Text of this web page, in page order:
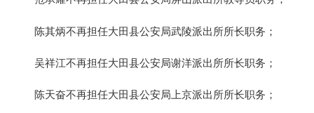
陈其炳不再担任大田县公安局武陵派出所所长职务；
吴祥江不再担任大田县公安局谢洋派出所所长职务；
陈天奋不再担任大田县公安局上京派出所所长职务；